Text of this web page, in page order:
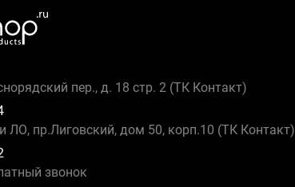
пер., д. 18 стр. 2 (ТК Контакт)
ЛО, пр.Лиговский, дом 50, корп.10 (ТК Контакт)
звонок